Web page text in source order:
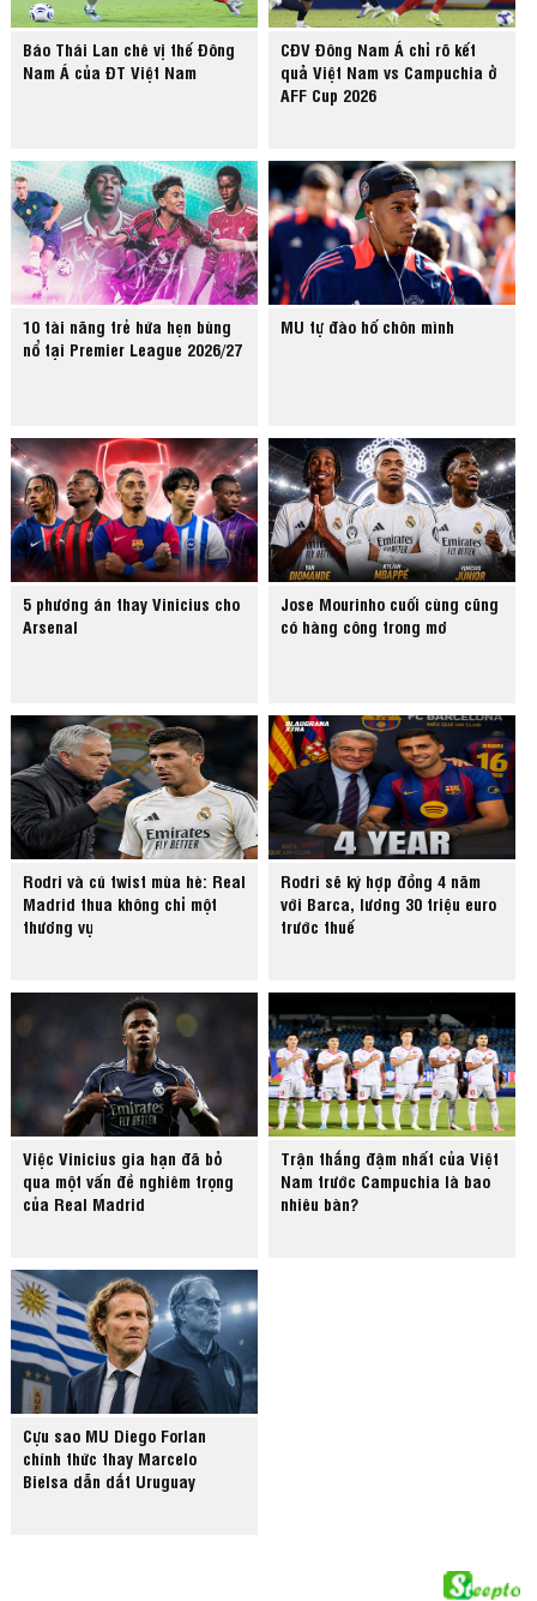
Báo Thái Lan chê vị thế Đông
Nam Á của ĐT Việt Nam
CĐV Đông Nam Á chỉ rõ kết
quả Việt Nam vs Campuchia ở
AFF Cup 2026
10 tài năng trẻ hứa hẹn bùng
nổ tại Premier League 2026/27
MU tự đào hố chôn mình
5 phương án thay Vinicius cho
Arsenal
Jose Mourinho cuối cùng cũng
có hàng công trong mơ
Rodri và cú twist mùa hè: Real
Madrid thua không chỉ một
thương vụ
Rodri sẽ ký hợp đồng 4 năm
với Barca, lương 30 triệu euro
trước thuế
Việc Vinicius gia hạn đã bỏ
qua một vấn đề nghiêm trọng
của Real Madrid
Trận thắng đậm nhất của Việt
Nam trước Campuchia là bao
nhiêu bàn?
Cựu sao MU Diego Forlan
chính thức thay Marcelo
Bielsa dẫn dắt Uruguay